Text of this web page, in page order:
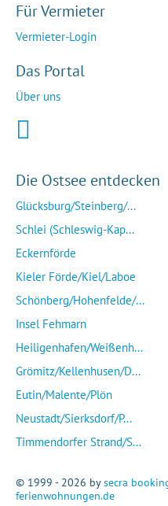
Für Vermieter
Vermieter-Login
Das Portal
Über uns
Die Ostsee entdecken
Glücksburg/Steinberg/...
Schlei (Schleswig-Kap...
Eckernförde
Kieler Förde/Kiel/Laboe
Schönberg/Hohenfelde/...
Insel Fehmarn
Heiligenhafen/Weißenh...
Grömitz/Kellenhusen/D...
Eutin/Malente/Plön
Neustadt/Sierksdorf/P...
Timmendorfer Strand/S...
© 1999 - 2026 bysecra
ferienwohnungen.de